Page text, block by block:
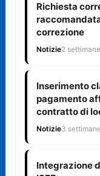
Richiesta
correzione
Notizie2
Inserimento
pagamento
contratto di
Notizie3
Integrazione